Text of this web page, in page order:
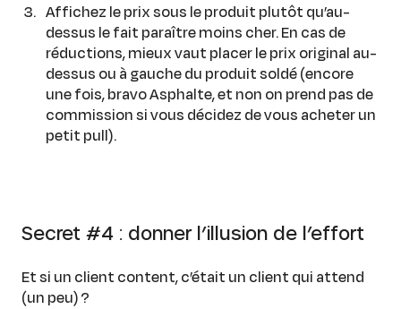
Affichez le prix sous le produit plutôt qu’au-
dessus le fait paraître moins cher. En cas de
réductions, mieux vaut placer le prix original au-
dessus ou à gauche du produit soldé (encore
une fois, bravo Asphalte, et non on prend pas de
commission si vous décidez de vous acheter un
petit pull).
Secret #4 : donner l’illusion de l’effort
Et si un client content, c’était un client qui attend
(un peu) ?